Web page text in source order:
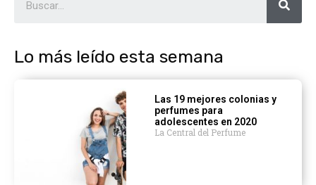
Lo más leído esta semana
Las 19 mejores colonias y
perfumes para
adolescentes en 2020
La Central del Perfume